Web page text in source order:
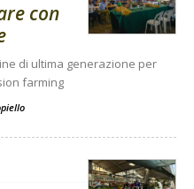
con
di ultima generazione per
farming